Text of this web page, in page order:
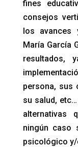
fines
consejos
los avances
María García
resultados,
persona, sus
su salud, etc…
alternativas
ningún caso
psicológico